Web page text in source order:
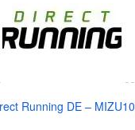
Running DE – MIZU10